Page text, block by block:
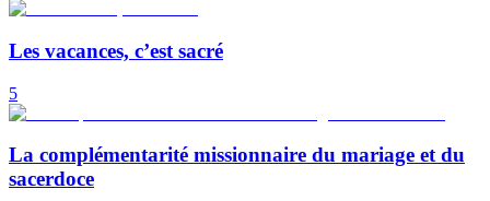
Les vacances, c’est sacré
5
La complémentarité missionnaire du mariage et du
sacerdoce